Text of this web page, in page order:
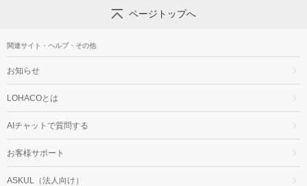
ページトップへ
関連サイト・ヘルプ・その他
お知らせ
LOHACOとは
AIチャットで質問する
お客様サポート
ASKUL（法人向け）